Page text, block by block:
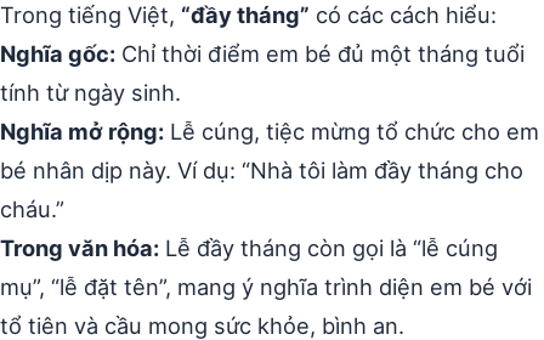
Trong tiếng Việt, “đầy tháng” có các cách hiểu:
Nghĩa gốc: Chỉ thời điểm em bé đủ một tháng tuổi
tính từ ngày sinh.
Nghĩa mở rộng: Lễ cúng, tiệc mừng tổ chức cho em
bé nhân dịp này. Ví dụ: “Nhà tôi làm đầy tháng cho
cháu.”
Trong văn hóa: Lễ đầy tháng còn gọi là “lễ cúng
mụ”, “lễ đặt tên”, mang ý nghĩa trình diện em bé với
tổ tiên và cầu mong sức khỏe, bình an.